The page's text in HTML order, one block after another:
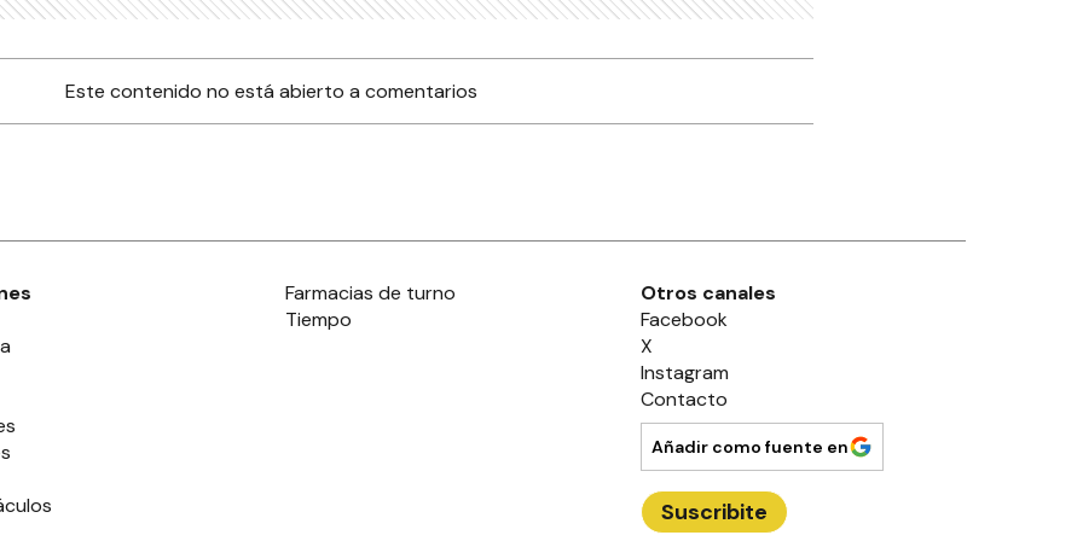
Este contenido no está abierto a comentarios
Farmacias de turno
Tiempo
Otros canales
Facebook
X
Instagram
Contacto
Añadir como fuente en
Suscribite